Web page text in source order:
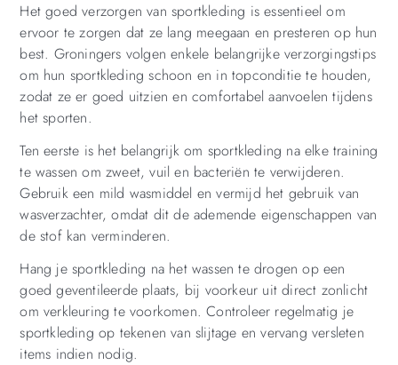
Het goed verzorgen van sportkleding is essentieel om
ervoor te zorgen dat ze lang meegaan en presteren op hun
best. Groningers volgen enkele belangrijke verzorgingstips
om hun sportkleding schoon en in topconditie te houden,
zodat ze er goed uitzien en comfortabel aanvoelen tijdens
het sporten.
Ten eerste is het belangrijk om sportkleding na elke training
te wassen om zweet, vuil en bacteriën te verwijderen.
Gebruik een mild wasmiddel en vermijd het gebruik van
wasverzachter, omdat dit de ademende eigenschappen van
de stof kan verminderen.
Hang je sportkleding na het wassen te drogen op een
goed geventileerde plaats, bij voorkeur uit direct zonlicht
om verkleuring te voorkomen. Controleer regelmatig je
sportkleding op tekenen van slijtage en vervang versleten
items indien nodig.